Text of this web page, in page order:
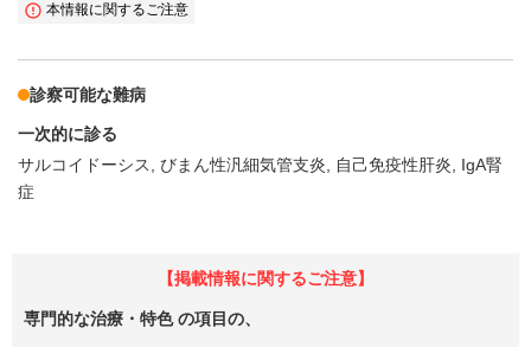
本情報に関するご注意
診察可能な難病
一次的に診る
サルコイドーシス
びまん性汎細気管支炎 自己免疫性肝炎
IgA腎
症
【掲載情報に関するご注意】
専門的な治療・特色の項目の、